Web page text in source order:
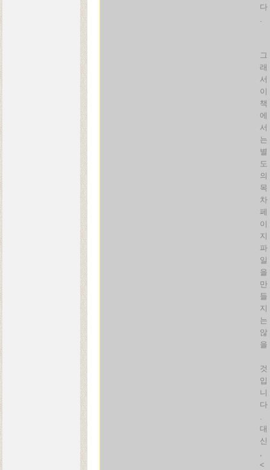
다
.
그
래
서
이
책
에
서
는
별
도
의
목
차
페
이
지
파
일
을
만
들
지
는
않
을
것
입
니
다
.
대
신
,
<